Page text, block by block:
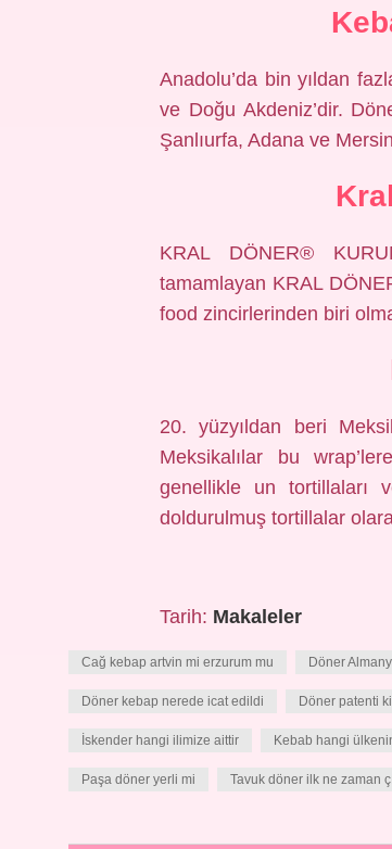
Anadolu’da bin yıldan
ve Doğu Akdeniz’dir.
Şanlıurfa, Adana ve
KRAL DÖNER®
tamamlayan KRAL
food zincirlerinden biri
20. yüzyıldan beri
Meksikalılar bu
genellikle un tortillaları
doldurulmuş tortillalar
Tarih: Makaleler
Cağ kebap artvin mi erzurum mu Döner
Döner kebap nerede icat edildi Döner patenti
İskender hangi ilimize aittir Kebab hangi
Paşa döner yerli mi Tavuk döner ilk ne zaman